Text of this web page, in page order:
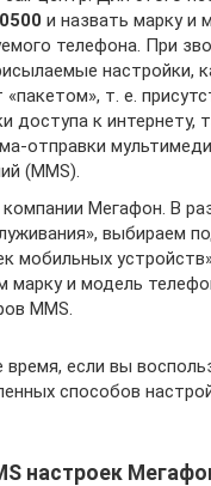
0500 и назвать марку и
телефона. При
настройки,
«пакетом», т. е.
доступа к интернету,
отправки
(MMS).
Мегафон. В
выбираем
мобильных
марку и модель
MMS.
время, если вы
способов
настроек